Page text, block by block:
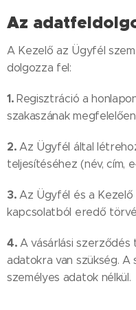
Az
A Kezelő az Ügyfél
dolgozza fel:
1.Regisztráció a
szakaszának
2.Az Ügyfél által
teljesítéséhez (név, cím,
3.Az Ügyfél és a
kapcsolatból eredő
4.A vásárlási szerződés
adatokra van szükség.
személyes adatok nélkül.